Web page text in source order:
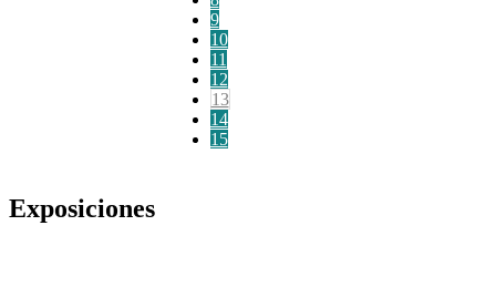
9
10
11
12
13
14
15
Exposiciones